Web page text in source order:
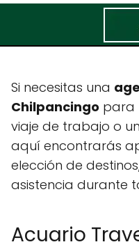
Acuario
Si necesitas una
Chilpancingo para
viaje de trabajo o
aquí encontrarás
elección de
asistencia durante
Acuario